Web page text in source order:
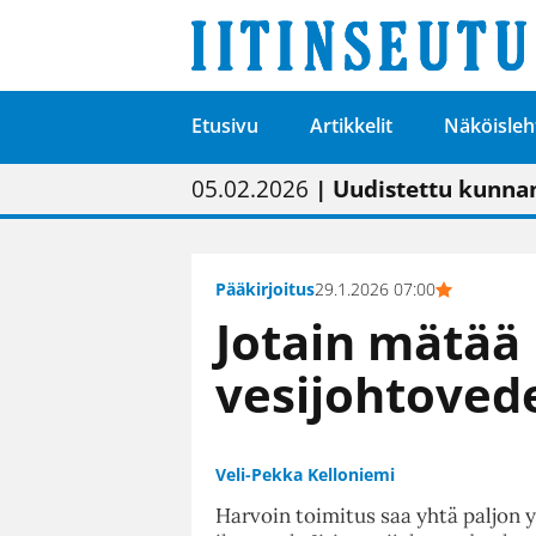
Etusivu Artikkelit
01.02.2026 | Painon
05.02.2026 | Uudistettu
23.04.2026 | “Olemme
09.05.2026| "Maalla on
Pääkirjoitus29.1.2026 07:00
Jotain
Veli-Pekka Kelloniemi
Harvoin toimitus saa yhtä paljon